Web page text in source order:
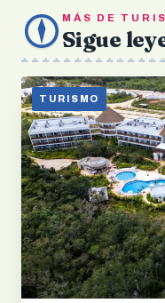
MÁS DE
Sigue
TURISMO